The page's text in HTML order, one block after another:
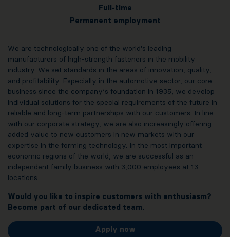
Full-time
Permanent employment
We are technologically one of the world's leading
manufacturers of high-strength fasteners in the mobility
industry. We set standards in the areas of innovation, quality,
and profitability. Especially in the automotive sector, our core
business since the company‘s foundation in 1935, we develop
individual solutions for the special requirements of the future in
reliable and long-term partnerships with our customers. In line
with our corporate strategy, we are also increasingly offering
added value to new customers in new markets with our
expertise in the forming technology. In the most important
economic regions of the world, we are successful as an
independent family business with 3,000 employees at 13
locations.
Would you like to inspire customers with enthusiasm?
Become part of our dedicated team.
Apply now